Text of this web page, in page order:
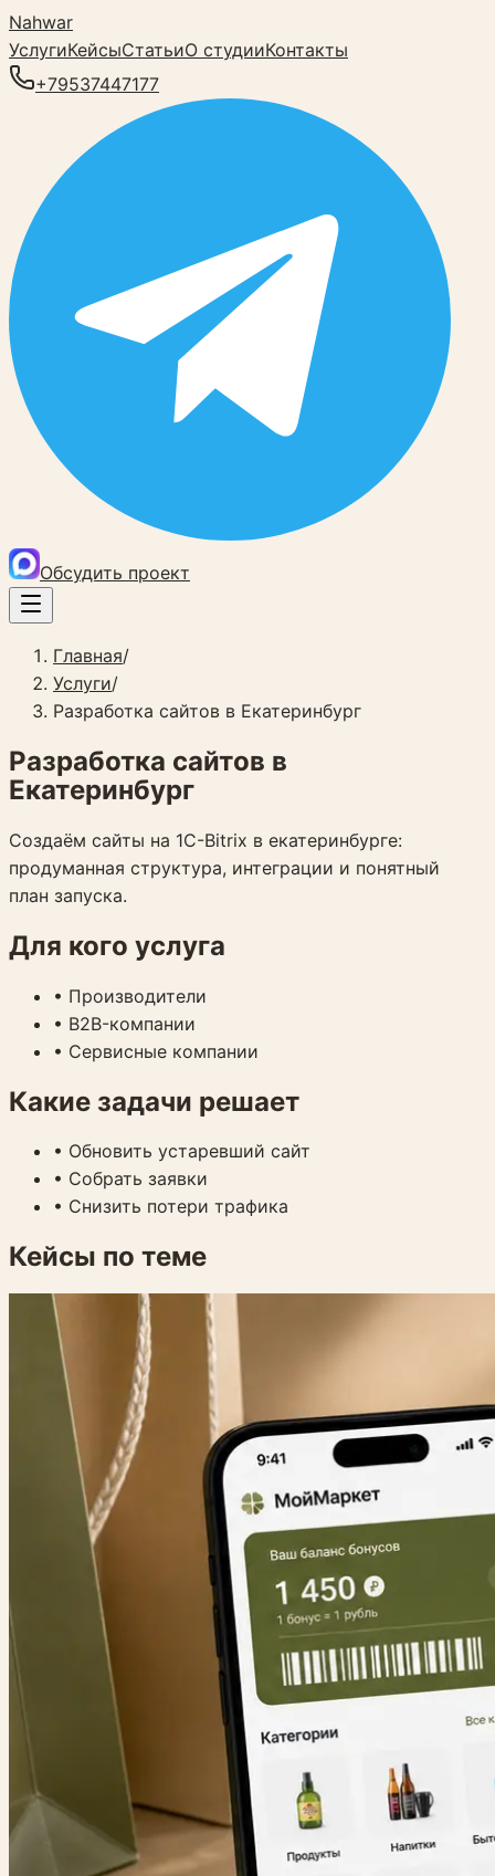
Nahwar
УслугиКейсыСтатьиО студииКонтакты
+79537447177
Обсудить проект
Главная/
Услуги/
Разработка сайтов в Екатеринбург
Разработка сайтов в
Екатеринбург
Создаём сайты на 1C-Bitrix в екатеринбурге:
продуманная структура, интеграции и понятный
план запуска.
Для кого услуга
• Производители
• B2B-компании
• Сервисные компании
Какие задачи решает
• Обновить устаревший сайт
• Собрать заявки
• Снизить потери трафика
Кейсы по теме